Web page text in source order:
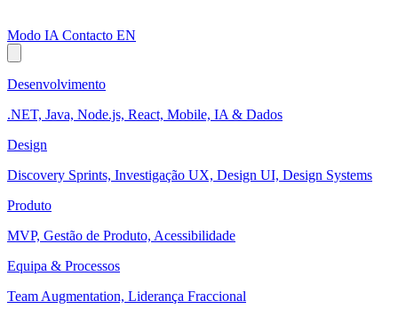
Modo IA Contacto EN
Desenvolvimento
.NET, Java, Node.js, React, Mobile, IA & Dados
Design
Discovery Sprints, Investigação UX, Design UI, Design Systems
Produto
MVP, Gestão de Produto, Acessibilidade
Equipa & Processos
Team Augmentation, Liderança Fraccional